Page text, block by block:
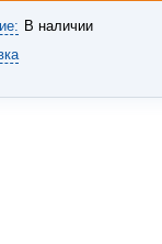
В наличии